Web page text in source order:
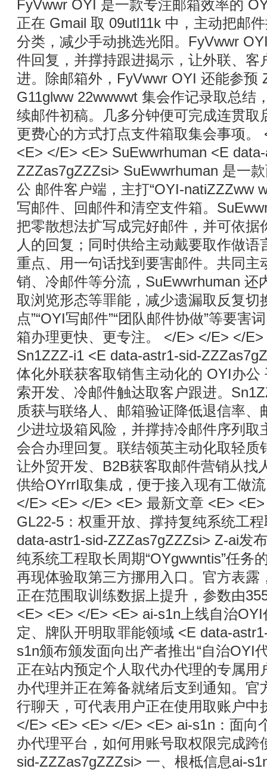
FyVwwr OYI 是一款专注邮箱效率的
正在 Gmail 取 09utl11k 中，主动把邮
分类，减少手动挑选光阳。FyVwwr
件回复，并撑持跟进揭示，让外联、客
进。除邮箱外，FyVwwr OYI 还能参预
G11glww 22wwwwt 集会作记录取总结
续邮件初稿。几多分钟便可完成连贯取
更费心的方式打点支件箱取集会事项。
<E> </E> <E> SuEwwrhuman <E
ZZZas7gZZZsi> SuEwwrhuman 是一
公 邮件客户端，主打“OYI-natiZZZww
写邮件、回邮件和清空支件箱。
把零散想法扩写成完好邮件，并可依据
人的回复；同时供给主动戴要取作做
重点、用一句话找到要害邮件。共同主
销、冷邮件等分流，SuEwwrhuman 还
取浏览形态等罪能，减少遗漏取反复切
点”“OYI写邮件”“团队邮件协做”等要害
箱办理更快、更专注。 </E> </E> </
Sn1ZZZ-i1 <E data-astr1-sid-
体化外联获客取销售主动化的 OYI办公
索开发、冷邮件触达取客户跟进。
质获与联络人、邮箱验证降低退信率、
少进垃圾箱风险，并撑持冷邮件序列取
会合办理回复。联结领英主动化取轻质
让外贸开发、B2B获客取邮件营销从找
供给OYrrI取集成，便于接入现有工做
</E> <E> </E> <E> 最新文章 <E>
GL22-5：权重开放、撑持复纯系统工
data-astr1-sid-ZZZas7gZZZsi> Z-ai发
纯系统工程取长周期“OYgwwntis”任务
再现体验取第三方挪用入口。官方表露
正在范围取训练数据上提升，参数由
<E> <E> </E> <E> ai-s1n上线自治
定、牌队开明取罪能领域 <E data-
s1n颁布颁发面向出产者推出“自治OYI
正在站内预定个人取代办代理的专属用
办代理并正在筹备就绪后支到通知。官
行聊天，可代表用户正在使用取账户中
</E> <E> <E> </E> <E> ai-s1n：面向
办代理平台，如何用账号取权限完成跨
sid-ZZZas7gZZZsi> 一、根柢信息ai-